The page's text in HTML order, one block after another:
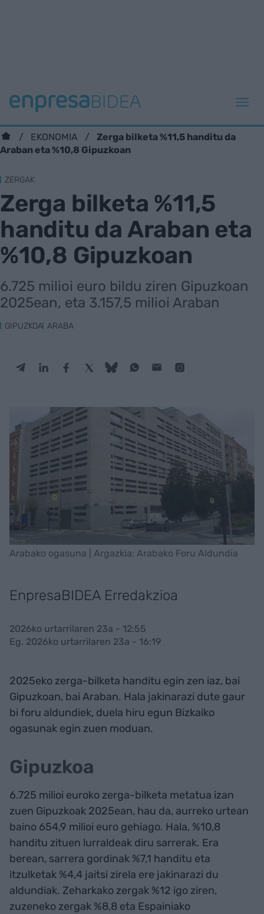
EKONOMIA
Zerga bilketa %11,5 handitu da
Araban eta %10,8 Gipuzkoan
ZERGAK
Zerga bilketa %11,5
handitu da Araban eta
%10,8 Gipuzkoan
6.725 milioi euro bildu ziren Gipuzkoan
2025ean, eta 3.157,5 milioi Araban
GIPUZKOA ARABA
Arabako ogasuna | Argazkia: Arabako Foru Aldundia
EnpresaBIDEA Erredakzioa
2026ko urtarrilaren 23a - 12:55
Eg. 2026ko urtarrilaren 23a - 16:19
2025eko zerga-bilketa handitu egin zen iaz, bai
Gipuzkoan, bai Araban. Hala jakinarazi dute gaur
bi foru aldundiek, duela hiru egun Bizkaiko
ogasunak egin zuen moduan.
Gipuzkoa
6.725 milioi euroko zerga-bilketa metatua izan
zuen Gipuzkoak 2025ean, hau da, aurreko urtean
baino 654,9 milioi euro gehiago. Hala, %10,8
handitu zituen lurraldeak diru sarrerak. Era
berean, sarrera gordinak %7,1 handitu eta
itzulketak %4,4 jaitsi zirela ere jakinarazi du
aldundiak. Zeharkako zergak %12 igo ziren,
zuzeneko zergak %8,8 eta Espainiako